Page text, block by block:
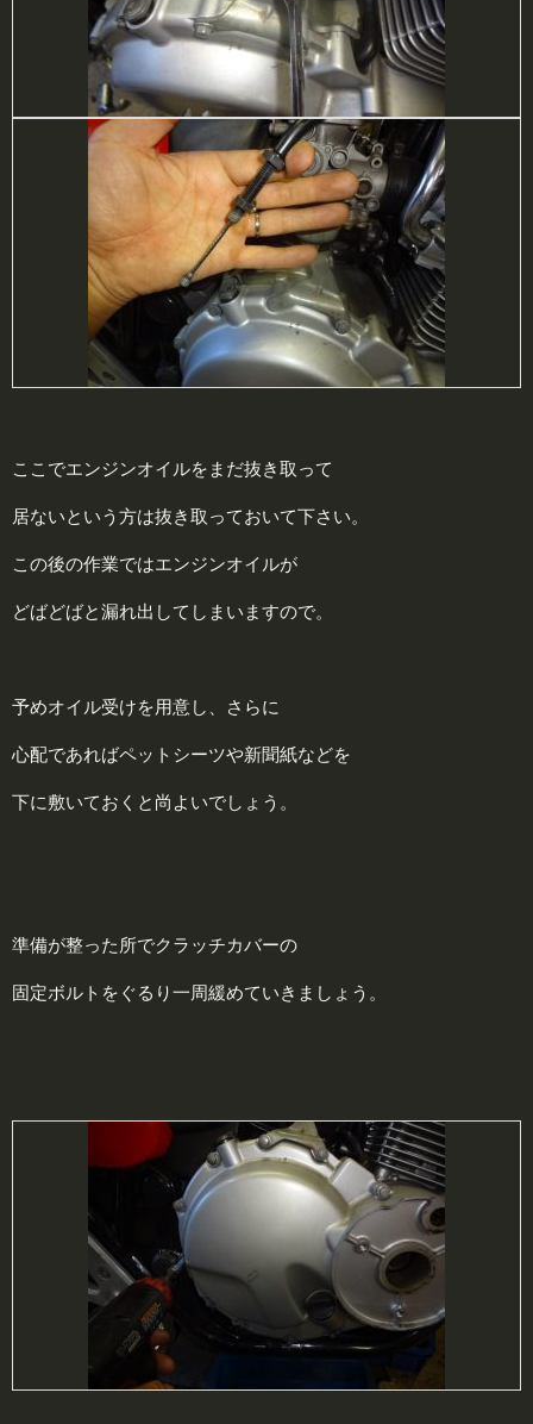
ここでエンジンオイルをまだ抜き取って
居ないという方は抜き取っておいて下さい。
この後の作業ではエンジンオイルが
どばどばと漏れ出してしまいますので。
予めオイル受けを用意し、さらに
心配であればペットシーツや新聞紙などを
下に敷いておくと尚よいでしょう。
準備が整った所でクラッチカバーの
固定ボルトをぐるり一周緩めていきましょう。